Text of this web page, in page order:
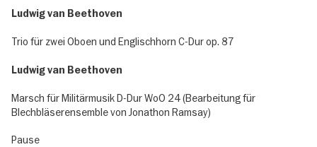
Ludwig van Beethoven
Trio für zwei Oboen und Englischhorn C-Dur op. 87
Ludwig van Beethoven
Marsch für Militärmusik D-Dur WoO 24 (Bearbeitung für
Blechbläserensemble von Jonathon Ramsay)
Pause